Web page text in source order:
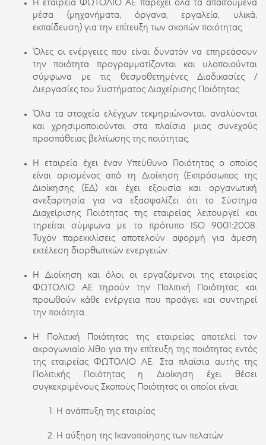
Η εταιρεία ΦΩΤΟΛΙΟ ΑΕ παρέχει όλα τα απαιτούμενα
μέσα (μηχανήματα, όργανα, εργαλεία, υλικά,
εκπαίδευση) για την επίτευξη των σκοπών ποιότητας.
Όλες οι ενέργειες που είναι δυνατόν να επηρεάσουν
την ποιότητα προγραμματίζονται και υλοποιούνται
σύμφωνα με τις θεσμοθετημένες Διαδικασίες /
Διεργασίες του Συστήματος Διαχείρισης Ποιότητας.
Όλα τα στοιχεία ελέγχων τεκμηριώνονται, αναλύονται
και χρησιμοποιούνται στα πλαίσια μιας συνεχούς
προσπάθειας βελτίωσης της ποιότητας.
Η εταιρεία έχει έναν Υπεύθυνο Ποιότητας ο οποίος
είναι ορισμένος από τη Διοίκηση (Εκπρόσωπος της
Διοίκησης (ΕΔ) και έχει εξουσία και οργανωτική
ανεξαρτησία για να εξασφαλίζει ότι το Σύστημα
Διαχείρισης Ποιότητας της εταιρείας λειτουργεί και
τηρείται σύμφωνα με το πρότυπο ISO 9001:2008.
Τυχόν παρεκκλίσεις αποτελούν αφορμή για άμεση
εκτέλεση διορθωτικών ενεργειών.
Η Διοίκηση και όλοι οι εργαζόμενοι της εταιρείας
ΦΩΤΟΛΙΟ ΑΕ τηρούν την Πολιτική Ποιότητας και
προωθούν κάθε ενέργεια που προάγει και συντηρεί
την ποιότητα.
Η Πολιτική Ποιότητας της εταιρείας αποτελεί τον
ακρογωνιαίο λίθο για την επίτευξη της ποιότητας εντός
της εταιρείας ΦΩΤΟΛΙΟ ΑΕ. Στα πλαίσια αυτής της
Πολιτικής Ποιότητας η Διοίκηση έχει θέσει
συγκεκριμένους Σκοπούς Ποιότητας οι οποίοι είναι:
Η ανάπτυξη της εταιρίας
Η αύξηση της Ικανοποίησης των πελατών.